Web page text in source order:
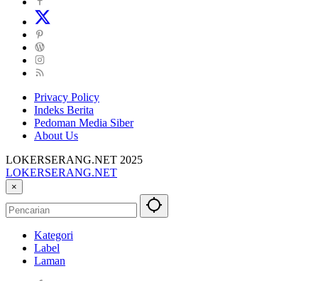
Privacy Policy
Indeks Berita
Pedoman Media Siber
About Us
LOKERSERANG.NET 2025
LOKERSERANG.NET
Info
Lowongan
Kerja
Sekitarnya
×
Kategori
Label
Laman